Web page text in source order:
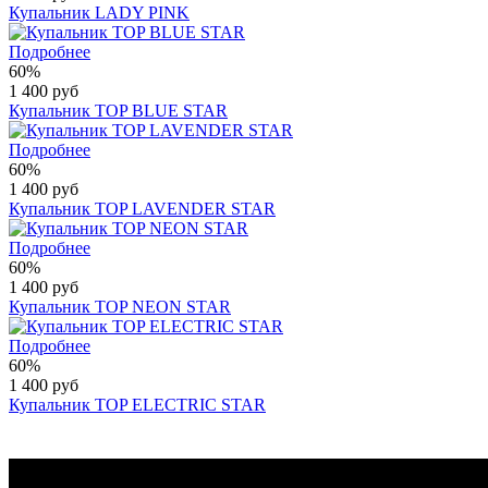
Купальник LADY PINK
Подробнее
60%
1 400 руб
Купальник TOP BLUE STAR
Подробнее
60%
1 400 руб
Купальник TOP LAVENDER STAR
Подробнее
60%
1 400 руб
Купальник TOP NEON STAR
Подробнее
60%
1 400 руб
Купальник TOP ELECTRIC STAR